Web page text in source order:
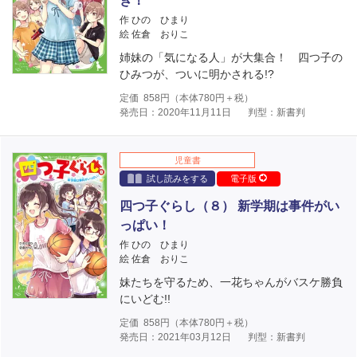
作 ひの ひまり
絵 佐倉 おりこ
姉妹の「気になる人」が大集合！ 四つ子の
ひみつが、ついに明かされる!?
定価 858 円（本体780円＋税）
発売日：2020年11月11日
判型：新書判
児童書
試し読みをする
電子版
四つ子ぐらし（８） 新学期は事件がい
っぱい！
作 ひの ひまり
絵 佐倉 おりこ
妹たちを守るため、一花ちゃんがバスケ勝負
にいどむ!!
定価 858 円（本体780円＋税）
発売日：2021年03月12日
判型：新書判